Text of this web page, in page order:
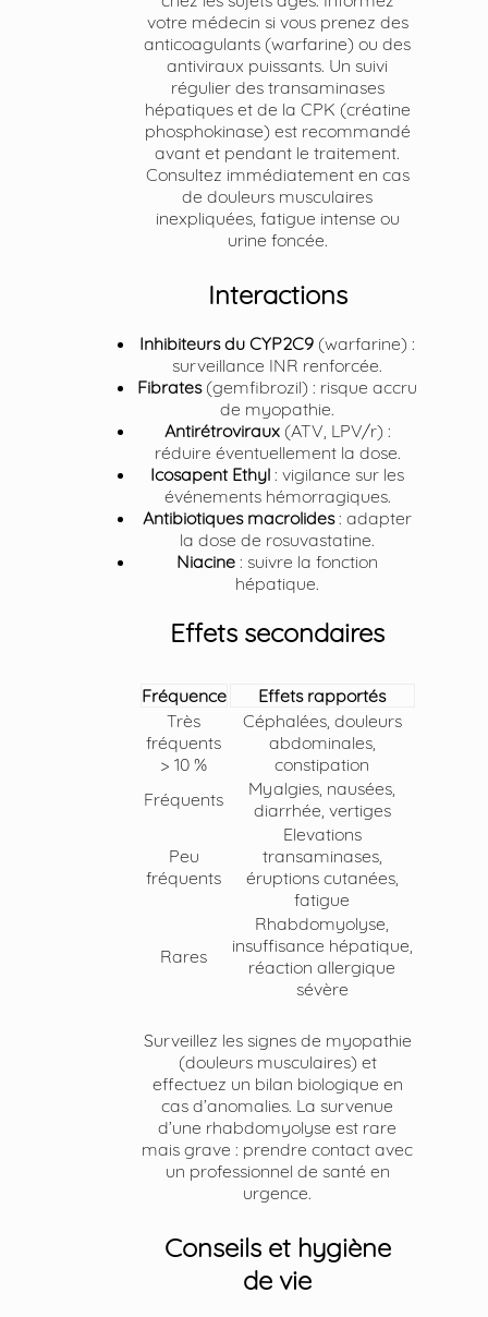
votre médecin si vous prenez des
anticoagulants (warfarine) ou des
antiviraux puissants. Un suivi
régulier des transaminases
hépatiques et de la CPK (créatine
phosphokinase) est recommandé
avant et pendant le traitement.
Consultez immédiatement en cas
de douleurs musculaires
inexpliquées, fatigue intense ou
urine foncée.
Interactions
Inhibiteurs du CYP2C9 (warfarine) :
surveillance INR renforcée.
Fibrates(gemfibrozil) : risque accru
de myopathie.
Antirétroviraux(ATV, LPV/r) :
réduire éventuellement la dose.
Icosapent Ethyl : vigilance sur les
événements hémorragiques.
Antibiotiques macrolides: adapter
la dose de rosuvastatine.
Niacine : suivre la fonction
hépatique.
Effets secondaires
Fréquence
Effets rapportés
Très
fréquents
> 10 %
Céphalées, douleurs
abdominales,
constipation
Fréquents
Myalgies, nausées,
diarrhée, vertiges
Peu
fréquents
Elevations
transaminases,
éruptions cutanées,
fatigue
Rares
Rhabdomyolyse,
insuffisance hépatique,
réaction allergique
sévère
Surveillez les signes de myopathie
(douleurs musculaires) et
effectuez un bilan biologique en
cas d’anomalies. La survenue
d’une rhabdomyolyse est rare
mais grave : prendre contact avec
un professionnel de santé en
urgence.
Conseils et hygiène
de vie